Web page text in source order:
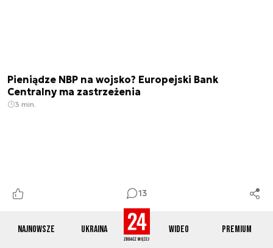
Najnowsze Ukraina Wideo Premium
13
Pieniądze NBP na wojsko? Europejski Bank
Centralny ma zastrzeżenia
3 min.